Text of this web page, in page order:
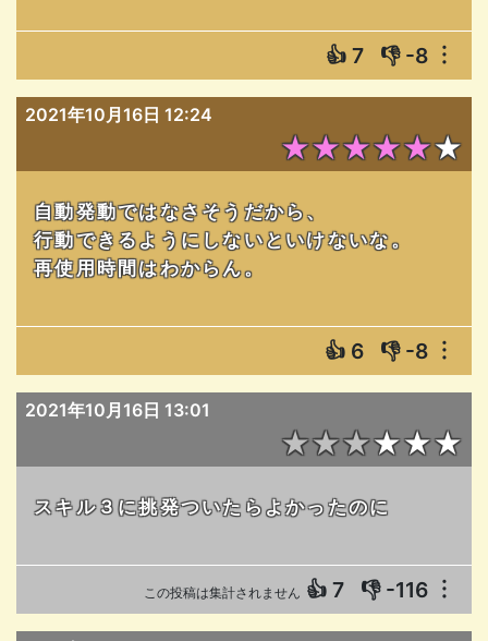
👍 7 👎 -8 ︙
2021年10月16日 12:24
★★★★★★
自動発動ではなさそうだから、
行動できるようにしないといけないな。
再使用時間はわからん。
👍 6 👎 -8 ︙
2021年10月16日 13:01
★★★★★★
スキル３に挑発ついたらよかったのに
この投稿は集計されません 👍 7 👎 -116 ︙